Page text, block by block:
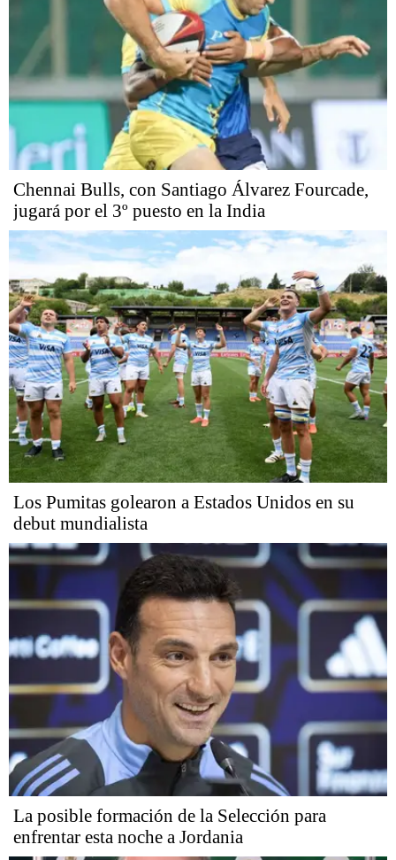
Chennai Bulls, con Santiago Álvarez Fourcade,
jugará por el 3º puesto en la India
Los Pumitas golearon a Estados Unidos en su
debut mundialista
La posible formación de la Selección para
enfrentar esta noche a Jordania